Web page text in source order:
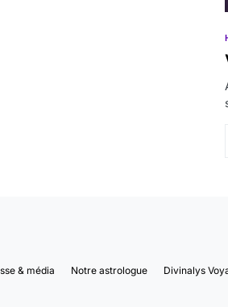
& média Notre astrologue Divinalys